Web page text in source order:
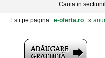
Cauta in
Esti pe pagina: e-oferta.ro »